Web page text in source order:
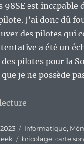
98SE est incapable
J’ai donc dû
des pilotes qui
a été un
pilotes pour la
je ne possède
Catégories
Informatique,
Étiquettes
bricolage,carte son